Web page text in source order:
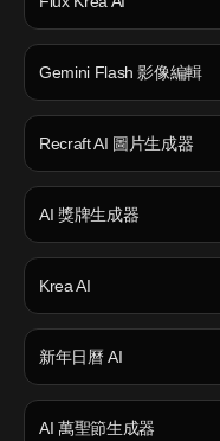
Gemini Flash 影像編輯
Recraft AI 圖片生成器
AI 獎牌生成器
Krea AI
新年日曆 AI
AI 萬聖節生成器